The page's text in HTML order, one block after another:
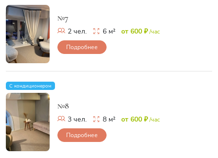
№7
2 чел. 6 м² от 600 ₽/час
Подробнее
С кондиционером
№8
3 чел. 8 м² от 600 ₽/час
Подробнее